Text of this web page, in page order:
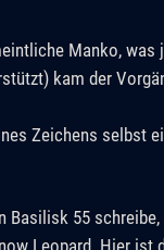
Manko,
kam der
Zeichens selbst
Basilisk 55
Leopard. Hier ist